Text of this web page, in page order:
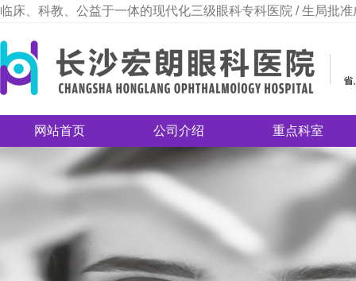
临床、科教、公益于一体的现代化三级眼科专科医院 / 生局批
网站首页 公司介绍 重点科室